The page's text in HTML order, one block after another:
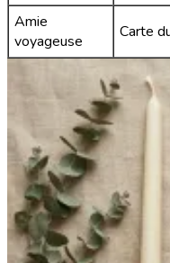
Amie
voyageuse
Carte